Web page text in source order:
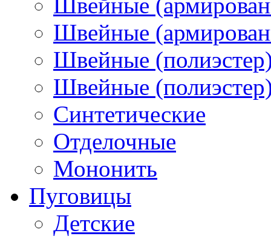
Швейные
Швейные
Швейные
Синтетические
Отделочные
Мононить
Пуговицы
Детские